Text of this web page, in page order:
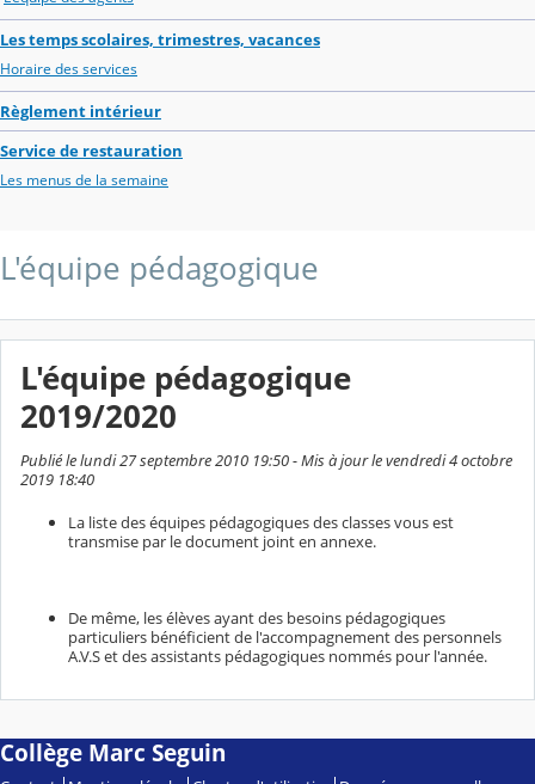
Les temps scolaires, trimestres, vacances
Horaire des services
Règlement intérieur
Service de restauration
Les menus de la semaine
L'équipe pédagogique
L'équipe pédagogique
2019/2020
Publié le lundi 27 septembre 2010 19:50 - Mis à jour le vendredi 4 octobre
2019 18:40
La liste des équipes pédagogiques des classes vous est
transmise par le document joint en annexe.
De même, les élèves ayant des besoins pédagogiques
particuliers bénéficient de l'accompagnement des personnels
A.V.S et des assistants pédagogiques nommés pour l'année.
Collège Marc Seguin